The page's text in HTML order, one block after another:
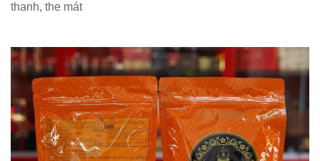
thanh, the mát